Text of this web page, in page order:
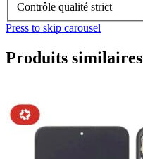
Contrôle qualité strict
Press to skip carousel
Produits similaires